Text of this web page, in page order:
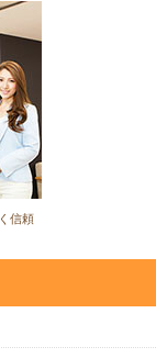
信頼